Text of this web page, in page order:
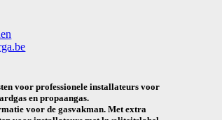
voor professionele installateurs voor
en propaangas.
voor de gasvakman. Met extra